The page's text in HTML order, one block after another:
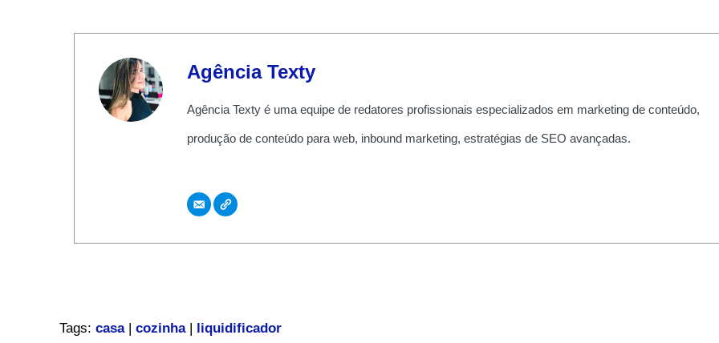
Agência Texty
Agência Texty é uma equipe de redatores profissionais especializados em marketing de conteúdo,
produção de conteúdo para web, inbound marketing, estratégias de SEO avançadas.
Tags: casa| cozinha| liquidificador